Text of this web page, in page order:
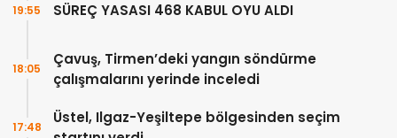
SÜREÇ YASASI 468 KABUL OYU ALDI
19:55
Çavuş, Tirmen’deki yangın söndürme
çalışmalarını yerinde inceledi
18:05
Üstel, Ilgaz-Yeşiltepe bölgesinden seçim
17:48